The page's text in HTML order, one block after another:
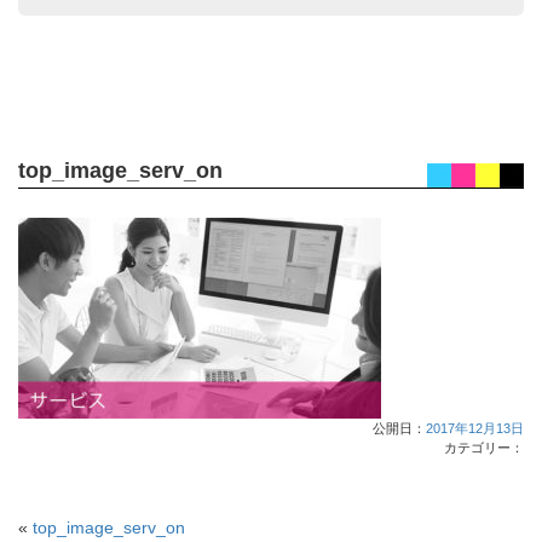
top_image_serv_on
公開日： 2017年12月13日
カテゴリー：
« top_image_serv_on